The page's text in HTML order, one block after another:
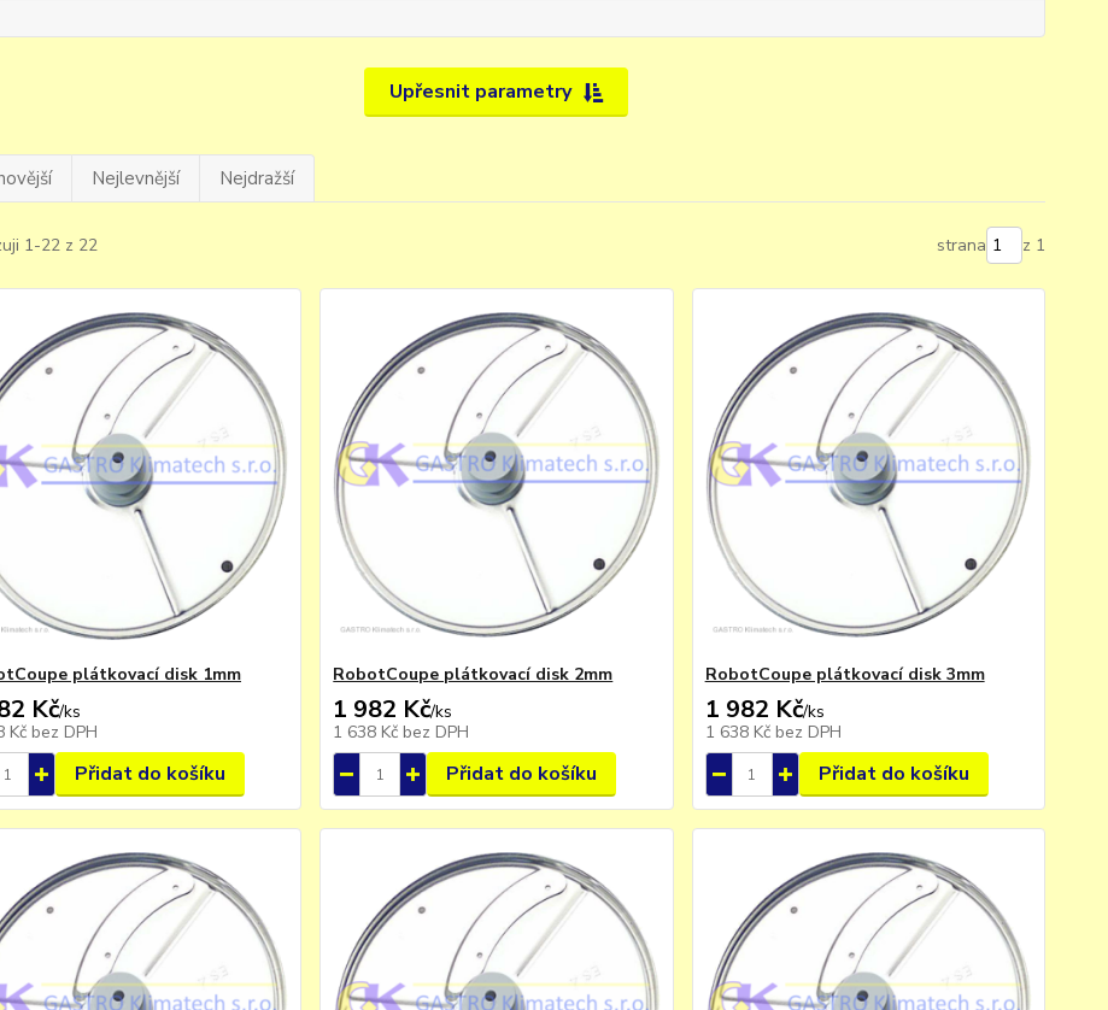
Upřesnit parametry
Nejlevnější Nejdražší
1-22 z 22 strana z 1
plátkovací disk 1mm
Kč/ks
Kč bez DPH
Přidat do košíku
RobotCoupe plátkovací disk 2mm
1 982 Kč/ks
1 638 Kč bez DPH
Přidat do košíku
RobotCoupe plátkovací disk 3mm
1 982 Kč/ks
1 638 Kč bez DPH
Přidat do košíku